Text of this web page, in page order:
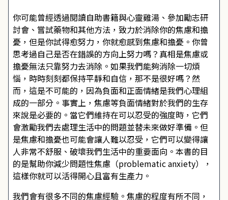
你可能曾經透過閱讀自助書籍與心靈雞湯、參加勵志研
討會、嘗試藥物和其他方法，致力於消除你的焦慮和擔
憂，但是你試得愈努力，你就愈感到焦慮和擔憂。你曾
思考過自己是否在錯誤的方向上努力嗎？真相是焦慮或
擔憂無法只靠努力去消除。如果我們能夠消除一切煩
惱，時時刻刻都保持平靜和自信，那不是很好嗎？然
而，這是不可能的，因為負面和正面情緒是我們心理組
成的一部分。事實上，焦慮等負面情緒對於我們的生存
來說是必要的。當它們維持在可以忍受的強度時，它們
會激勵我們去處理生活中的問題並替未來做好準備。但
是焦慮和擔憂也可能會讓人難以忍受，它們可以變得讓
人非常不舒服、破壞我們生活中的重要面向。本書的目
的是幫助你減少問題性焦慮（problematic anxiety），
這樣你就可以活得開心且富有生產力。
我們會有很多不同的焦慮經驗。焦慮的程度有所不同，